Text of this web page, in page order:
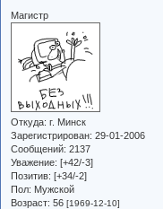
Магистр
Откуда: г. Минск
Зарегистрирован: 29-01-2006
Сообщений: 2137
Уважение: [+42/-3]
Позитив: [+34/-2]
Пол: Мужской
Возраст: 56 [1969-12-10]